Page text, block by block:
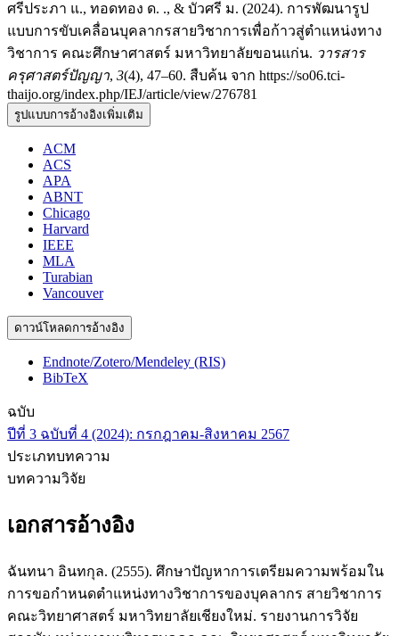
ศรีประภา แ., ทอดทอง ด. ., & บัวศรี ม. (2024). การพัฒนารูป
แบบการขับเคลื่อนบุคลากรสายวิชาการเพื่อก้าวสู่ตำแหน่งทาง
วิชาการ คณะศึกษาศาสตร์ มหาวิทยาลัยขอนแก่น. วารสาร
ครุศาสตร์ปัญญา, 3(4), 47–60. สืบค้น จาก https://so06.tci-
thaijo.org/index.php/IEJ/article/view/276781
รูปแบบการอ้างอิงเพิ่มเติม
ACM
ACS
APA
ABNT
Chicago
Harvard
IEEE
MLA
Turabian
Vancouver
ดาวน์โหลดการอ้างอิง
Endnote/Zotero/Mendeley (RIS)
BibTeX
ฉบับ
ปีที่ 3 ฉบับที่ 4 (2024): กรกฎาคม-สิงหาคม 2567
ประเภทบทความ
บทความวิจัย
เอกสารอ้างอิง
ฉันทนา อินทกุล. (2555). ศึกษาปัญหาการเตรียมความพร้อมใน
การขอกำหนดตำแหน่งทางวิชาการของบุคลากร สายวิชาการ
คณะวิทยาศาสตร์ มหาวิทยาลัยเชียงใหม่. รายงานการวิจัย